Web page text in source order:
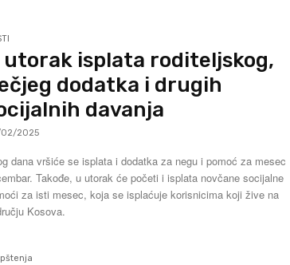
utorak isplata roditeljskog,
dodatka i drugih
davanja
2025
dana vršiće se isplata i dodatka za negu i pomoć za mesec
će početi i isplata novčane socijalne
za isti mesec, koja se isplaćuje korisnicima koji žive na
Kosova.